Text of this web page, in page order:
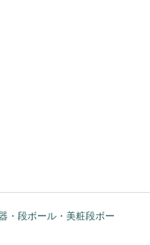
・段ボール・美粧段ボー